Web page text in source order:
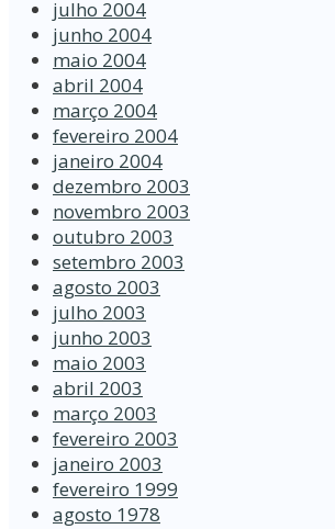
julho 2004
junho 2004
maio 2004
abril 2004
março 2004
fevereiro 2004
janeiro 2004
dezembro 2003
novembro 2003
outubro 2003
setembro 2003
agosto 2003
julho 2003
junho 2003
maio 2003
abril 2003
março 2003
fevereiro 2003
janeiro 2003
fevereiro 1999
agosto 1978